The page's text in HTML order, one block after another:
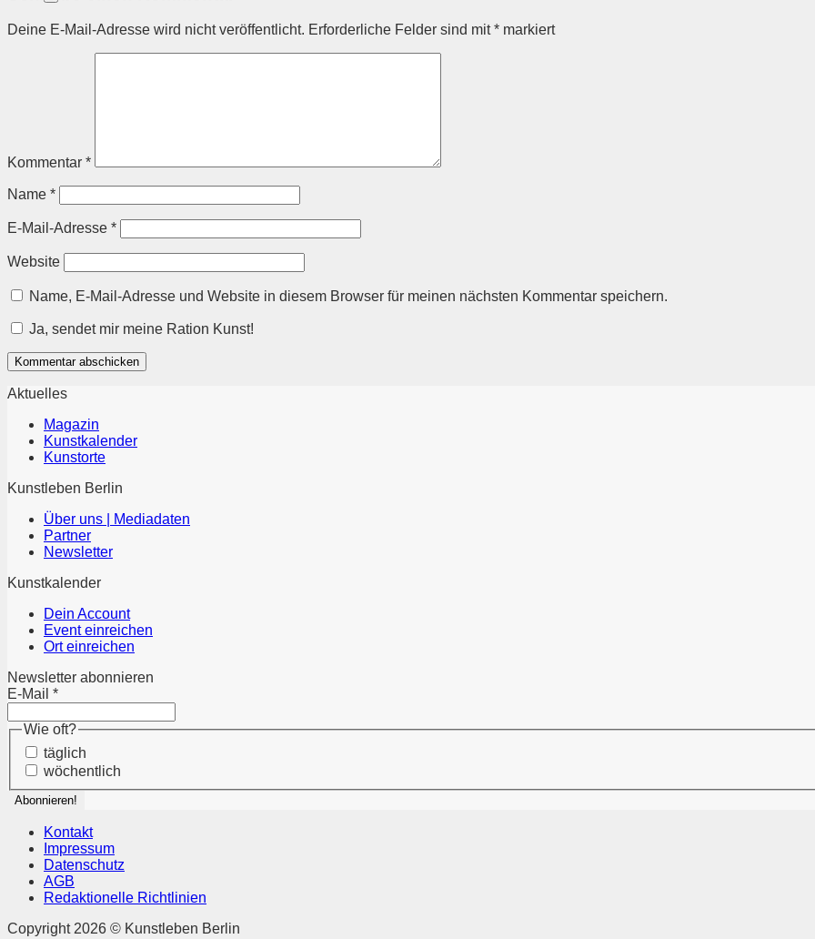
Deine E-Mail-Adresse wird nicht veröffentlicht. Erforderliche Felder sind mit* markiert
Kommentar *
Name *
E-Mail-Adresse *
Website
Name, E-Mail-Adresse und Website in diesem Browser für meinen nächsten Kommentar speichern.
Ja, sendet mir meine Ration Kunst!
Aktuelles
Magazin
Kunstkalender
Kunstorte
Kunstleben Berlin
Über uns | Mediadaten
Partner
Newsletter
Kunstkalender
Dein Account
Event einreichen
Ort einreichen
Newsletter abonnieren
E-Mail *
Wie oft?
täglich
wöchentlich
Kontakt
Impressum
Datenschutz
AGB
Redaktionelle Richtlinien
Copyright 2026 © Kunstleben Berlin